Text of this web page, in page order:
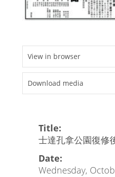
View in browser
Download media
Title:
士達孔拿公園復修
Date:
Wednesday,